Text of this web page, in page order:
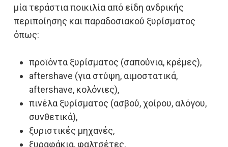
μία τεράστια ποικιλία από είδη ανδρικής
περιποίησης και παραδοσιακού ξυρίσματος
όπως:
προϊόντα ξυρίσματος (σαπούνια, κρέμες),
aftershave (για στύψη, αιμοστατικά,
aftershave, κολόνιες),
πινέλα ξυρίσματος (ασβού, χοίρου, αλόγου,
συνθετικά),
ξυριστικές μηχανές,
ξυραφάκια, φαλτσέτες,